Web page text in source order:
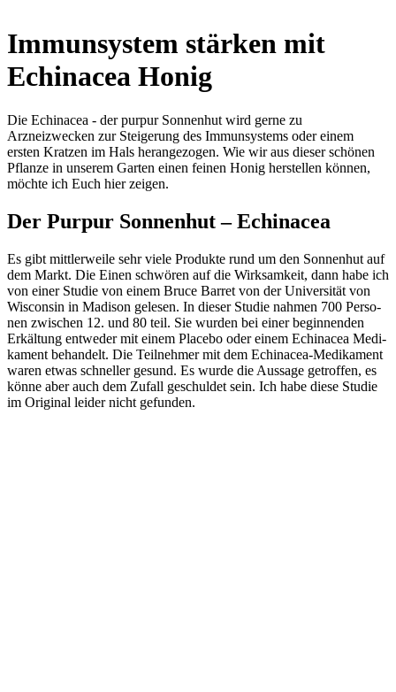
Immunsystem stärken mit
Echinacea Honig
Die Echinacea - der purpur Sonnenhut wird gerne zu
Arzneizwecken zur Steigerung des Immunsystems oder einem
ersten Kratzen im Hals herangezogen. Wie wir aus dieser schönen
Pflanze in unserem Garten einen feinen Honig herstellen können,
möchte ich Euch hier zeigen.
Der Purpur Sonnenhut – Echinacea
Es gibt mitt­ler­wei­le sehr vie­le Pro­duk­te rund um den Son­nen­hut auf
dem Markt. Die Einen schwö­ren auf die Wirk­sam­keit, dann habe ich
von einer Stu­die von einem Bruce Bar­ret von der Uni­ver­si­tät von
Wis­con­sin in Madi­son gele­sen. In die­ser Stu­die nah­men 700 Per­so­
nen zwi­schen 12. und 80 teil. Sie wur­den bei einer begin­nen­den
Erkäl­tung ent­we­der mit einem Pla­ce­bo oder einem Echinacea Medi­
ka­ment behan­delt. Die Teil­neh­mer mit dem Echinacea-Medi­ka­ment
waren etwas schnel­ler gesund. Es wur­de die Aus­sa­ge getrof­fen, es
kön­ne aber auch dem Zufall geschul­det sein. Ich habe die­se Stu­die
im Ori­gi­nal lei­der nicht gefunden.